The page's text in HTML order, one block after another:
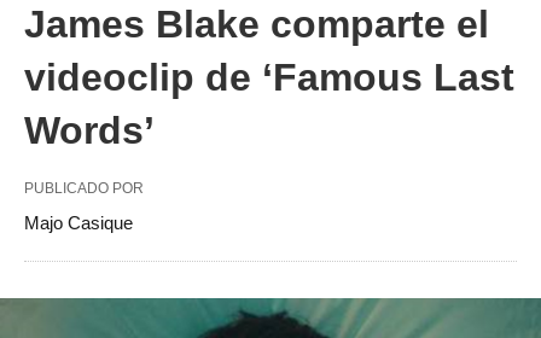
James Blake comparte el
videoclip de ‘Famous Last
Words’
PUBLICADO POR
Majo Casique